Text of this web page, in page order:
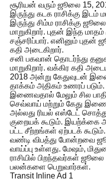
சூரியன் வரும் ஜூலை 15,
இருந்து கடக ராசிக்கு இடம்
இருந்து சிம்ம ராசிக்கு
மாறுகிறார். புதன் இந்த மாதம்
சஞ்சரிப்பார். எனினும் புதன்
கதி அடைகிறார்.
சனி பகவான் தொடர்ந்து
மாறுகிறார். வக்கிர கதி
2018 அன்று கேதுவுடன்
தாக்கம் அதிகம் உணரப் படும்.
இணைவதால் மேலும் சில
செவ்வாய் மற்றும் கேது
அல்லது ரியல் எஸ்டேட்
குறையக் கூடும். இயற்க்கை
பட்ட சீற்றங்கள் ஏற்படக்
வண்டி விபத்து போன்றவை
வாய்ப்பு உள்ளது. மேஷம்,
ராசியில் பிறந்தவர்கள்
பலன்களை பெறுவார்கள்.
Transit Inline Ad 1